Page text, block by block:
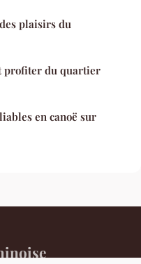
plaisirs du
profiter du quartier
en canoë sur